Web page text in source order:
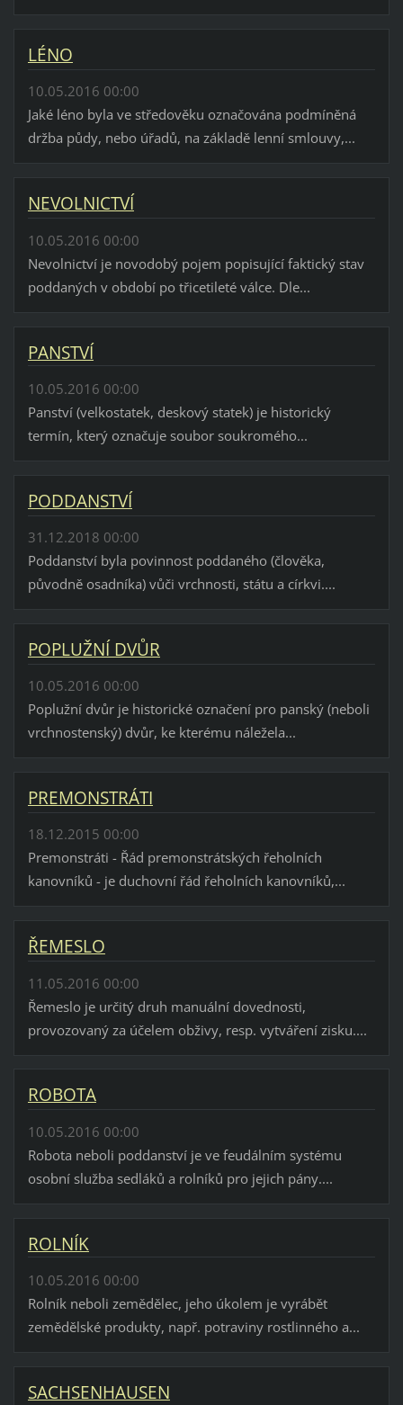
LÉNO
10.05.2016 00:00
Jaké léno byla ve středověku označována podmíněná
držba půdy, nebo úřadů, na základě lenní smlouvy,...
NEVOLNICTVÍ
10.05.2016 00:00
Nevolnictví je novodobý pojem popisující faktický stav
poddaných v období po třicetileté válce. Dle...
PANSTVÍ
10.05.2016 00:00
Panství (velkostatek, deskový statek) je historický
termín, který označuje soubor soukromého...
PODDANSTVÍ
31.12.2018 00:00
Poddanství byla povinnost poddaného (člověka,
původně osadníka) vůči vrchnosti, státu a církvi....
POPLUŽNÍ DVŮR
10.05.2016 00:00
Poplužní dvůr je historické označení pro panský (neboli
vrchnostenský) dvůr, ke kterému náležela...
PREMONSTRÁTI
18.12.2015 00:00
Premonstráti - Řád premonstrátských řeholních
kanovníků - je duchovní řád řeholních kanovníků,...
ŘEMESLO
11.05.2016 00:00
Řemeslo je určitý druh manuální dovednosti,
provozovaný za účelem obživy, resp. vytváření zisku....
ROBOTA
10.05.2016 00:00
Robota neboli poddanství je ve feudálním systému
osobní služba sedláků a rolníků pro jejich pány....
ROLNÍK
10.05.2016 00:00
Rolník neboli zemědělec, jeho úkolem je vyrábět
zemědělské produkty, např. potraviny rostlinného a...
SACHSENHAUSEN